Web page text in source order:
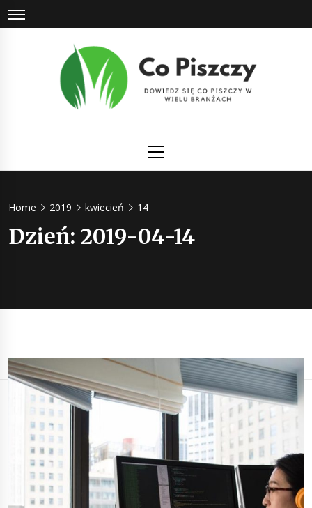
Skip
to
Menu
Home 2019 kwiecień 14
Dzień: 2019-04-14